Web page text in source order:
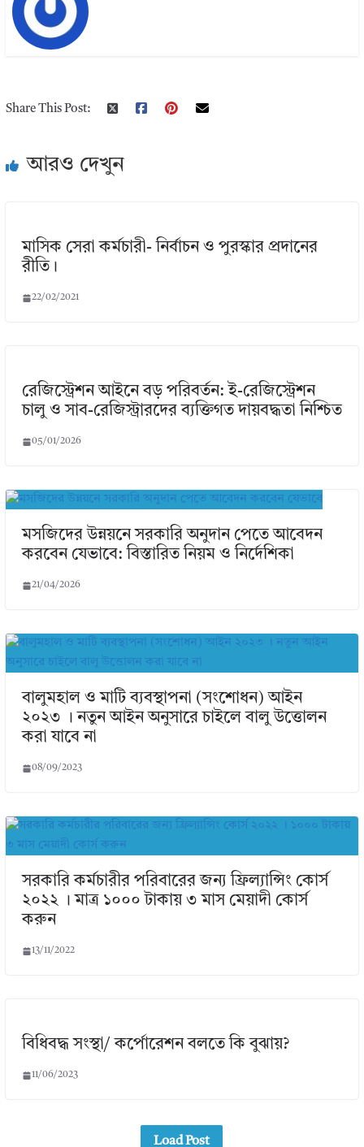
Share This Post:
আরও দেখুন
মাসিক সেরা কর্মচারী- নির্বাচন ও পুরস্কার প্রদানের
রীতি।
22/02/2021
রেজিস্ট্রেশন আইনে বড় পরিবর্তন: ই-রেজিস্ট্রেশন
চালু ও সাব-রেজিস্ট্রারদের ব্যক্তিগত দায়বদ্ধতা নিশ্চিত
05/01/2026
মসজিদের উন্নয়নে সরকারি অনুদান পেতে আবেদন
করবেন যেভাবে: বিস্তারিত নিয়ম ও নির্দেশিকা
21/04/2026
বালুমহাল ও মাটি ব্যবস্থাপনা (সংশোধন) আইন
২০২৩ । নতুন আইন অনুসারে চাইলে বালু উত্তোলন
করা যাবে না
08/09/2023
সরকারি কর্মচারীর পরিবারের জন্য ফ্রিল্যান্সিং কোর্স
২০২২ । মাত্র ১০০০ টাকায় ৩ মাস মেয়াদী কোর্স
করুন
13/11/2022
বিধিবদ্ধ সংস্থা/ কর্পোরেশন বলতে কি বুঝায়?
11/06/2023
Load Post